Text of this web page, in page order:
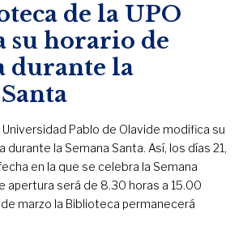
de la UPO
su horario de
durante la
Pablo de Olavide modifica su
durante la Semana Santa. Así, los días 21,
en la que se celebra la Semana
apertura será de 8.30 horas a 15.00
de marzo la Biblioteca permanecerá